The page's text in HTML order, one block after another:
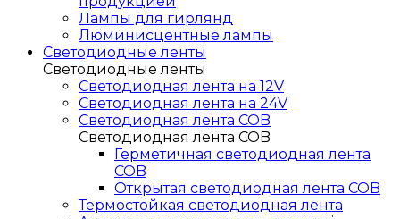
Лампы для гирлянд
Люминисцентные лампы
Светодиодные ленты
Светодиодные ленты
Светодиодная лента на 12V
Светодиодная лента на 24V
Светодиодная лента COB
Светодиодная лента COB
Герметичная светодиодная лента
COB
Открытая светодиодная лента COB
Термостойкая светодиодная лента